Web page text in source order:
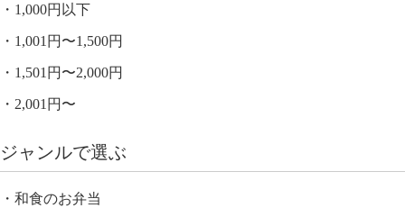
1,000円以下
1,001円〜1,500円
1,501円〜2,000円
2,001円〜
ジャンルで選ぶ
和食のお弁当